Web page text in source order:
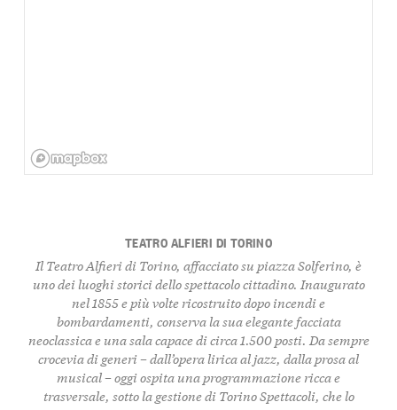
TEATRO ALFIERI DI TORINO
Il Teatro Alfieri di Torino, affacciato su piazza Solferino, è
uno dei luoghi storici dello spettacolo cittadino. Inaugurato
nel 1855 e più volte ricostruito dopo incendi e
bombardamenti, conserva la sua elegante facciata
neoclassica e una sala capace di circa 1.500 posti. Da sempre
crocevia di generi – dall’opera lirica al jazz, dalla prosa al
musical – oggi ospita una programmazione ricca e
trasversale, sotto la gestione di Torino Spettacoli, che lo